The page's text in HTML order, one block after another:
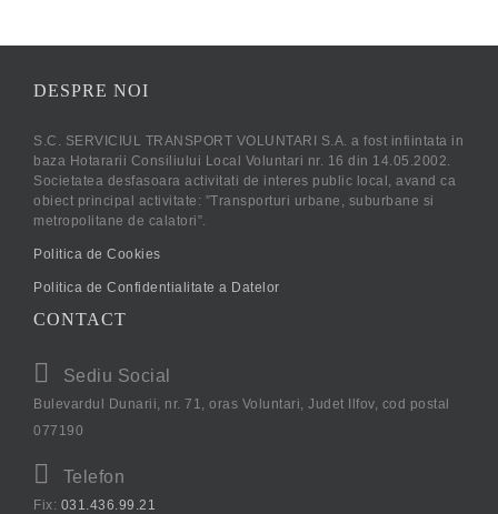
DESPRE NOI
S.C. SERVICIUL TRANSPORT VOLUNTARI S.A. a fost infiintata in
baza Hotararii Consiliului Local Voluntari nr. 16 din 14.05.2002.
Societatea desfasoara activitati de interes public local, avand ca
obiect principal activitate: ”Transporturi urbane, suburbane si
metropolitane de calatori”.
Politica de Cookies
Politica de Confidentialitate a Datelor
CONTACT
Sediu Social
Bulevardul Dunarii, nr. 71, oras Voluntari, Judet Ilfov, cod postal
077190
Telefon
Fix: 031.436.99.21